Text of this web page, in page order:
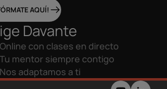
AQUÍ!
Davante
Online con clases en directo
Tu mentor siempre contigo
Nos adaptamos a ti